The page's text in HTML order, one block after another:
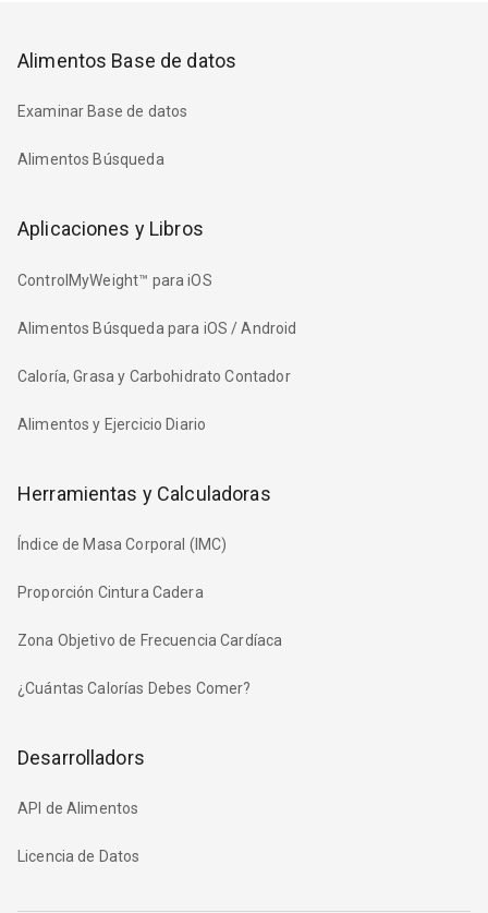
Alimentos Base de datos
Examinar Base de datos
Alimentos Búsqueda
Aplicaciones y Libros
ControlMyWeight™ para iOS
Alimentos Búsqueda para iOS / Android
Caloría, Grasa y Carbohidrato Contador
Alimentos y Ejercicio Diario
Herramientas y Calculadoras
Índice de Masa Corporal (IMC)
Proporción Cintura Cadera
Zona Objetivo de Frecuencia Cardíaca
¿Cuántas Calorías Debes Comer?
Desarrolladors
API de Alimentos
Licencia de Datos